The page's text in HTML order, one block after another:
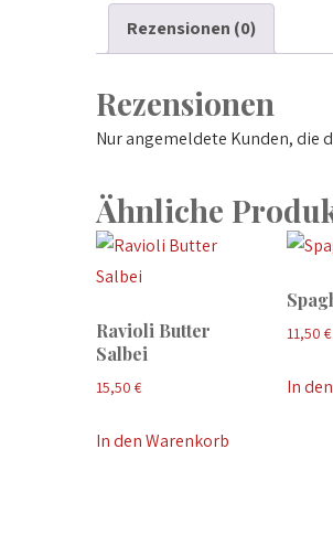
Rezensionen (0)
Rezensionen
Nur angemeldete Kunden, die
Ähnliche
Ravioli Butter
Salbei
15,50 €
In den Warenkorb
11,50€
In